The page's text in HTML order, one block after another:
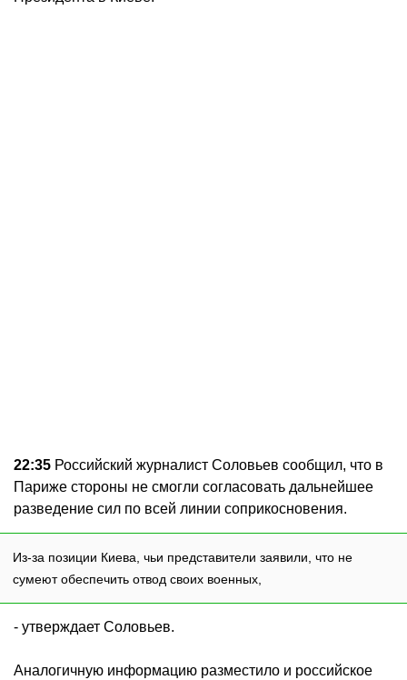
22:35 Российский журналист Соловьев сообщил, что в
Париже стороны не смогли согласовать дальнейшее
разведение сил по всей линии соприкосновения.
Из-за позиции Киева, чьи представители заявили, что не
сумеют обеспечить отвод своих военных,
- утверждает Соловьев.
Аналогичную информацию разместило и российское